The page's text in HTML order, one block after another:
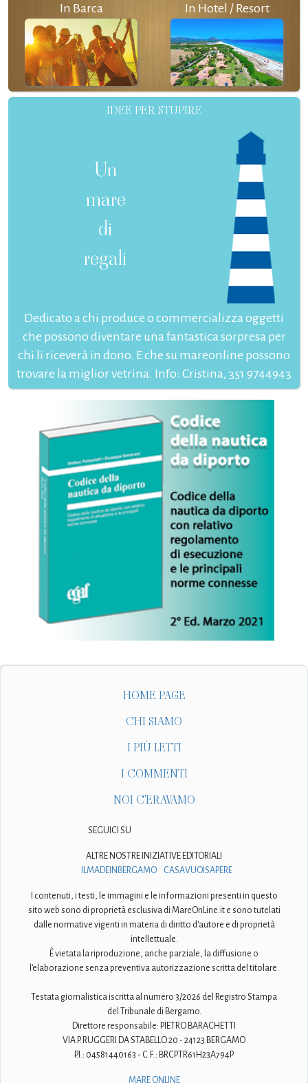
In Barca In Hotel / Resort
IDEE PER STUPIRE
Un
mare
di
regali
Dedicato a chi produce o commercializza oggetti
che possono diventare una fantastica sorpresa per
chi li riceverà in dono. E che su mareonline possono
trovare la miglior vetrina. Info: Cristina, 351 9744943
HOME PAGE
CHI SIAMO
I PIÙ LETTI
I COMMENTI
NOI C'ERAVAMO
SEGUICI SU
ALTRE NOSTRE INIZIATIVE EDITORIALI
ILMADEINBERGAMO
CASAVUOISAPERE
I contenuti, i testi, le immagini e le informazioni presenti in questo
sito web sono di proprietà esclusiva di MareOnLine.it e sono tutelati
dalle normative vigenti in materia di diritto d'autore e di proprietà
intellettuale.
È vietata la riproduzione, anche parziale, la diffusione o
l'elaborazione senza preventiva autorizzazione scritta del titolare.
Testata giornalistica iscritta al numero 3/2026 del Registro Stampa
del Tribunale di Bergamo.
Direttore responsabile: PIETRO BARACHETTI
VIA P. RUGGERI DA STABELLO 20 - 24123 BERGAMO
P.I.: 04581440163 - C.F.: BRCPTR61H23A794P
MARE ONLINE